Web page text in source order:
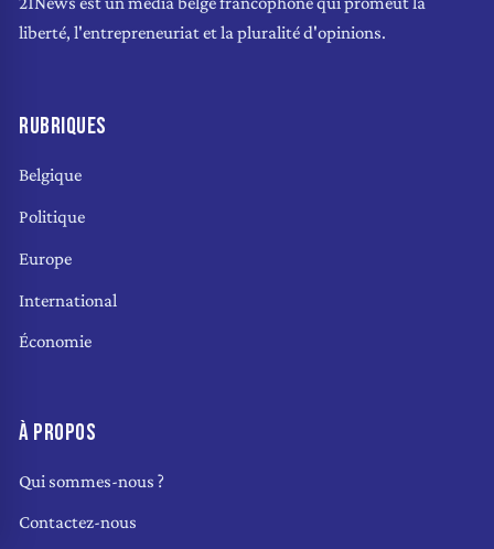
liberté, l'entrepreneuriat et la pluralité d'opinions.
RUBRIQUES
Belgique
Politique
Europe
International
Économie
À PROPOS
Qui sommes-nous ?
Contactez-nous